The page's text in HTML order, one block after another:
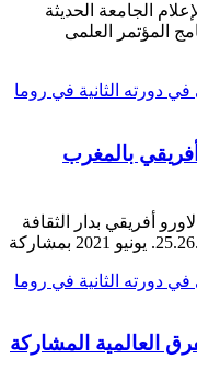
الجامعة الحديثة
المؤتمر العلمى
أفريقي بالمغرب
أفريقي بدار الثقافة
العالمية المشاركة